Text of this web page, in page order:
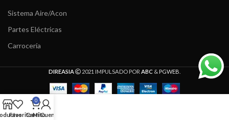
Sistema Aire/Acon
Partes Eléctricas
Carrocería
DIREASIA 2021 IMPULSADO POR ABC &PGWEB
Favoritos
0
Carrito
Mi Cuenta